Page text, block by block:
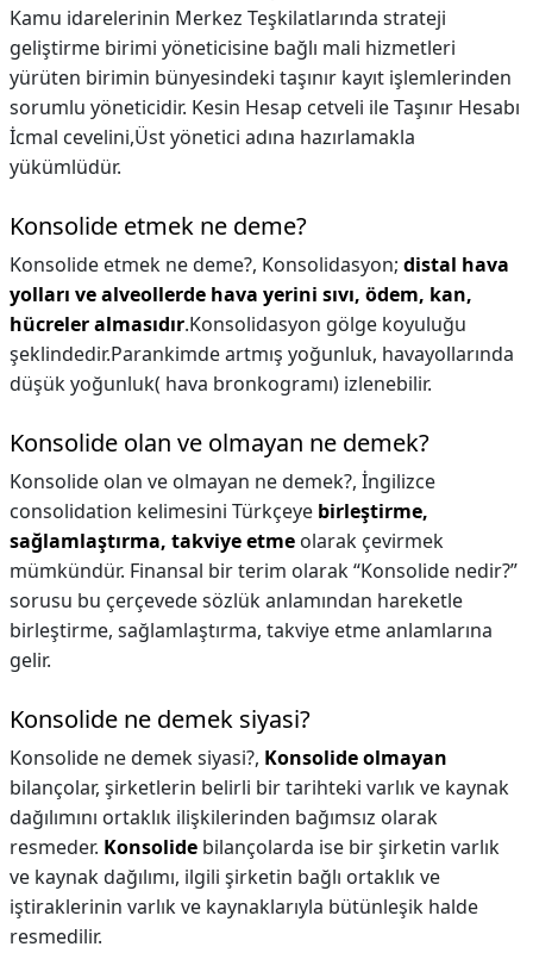
Kamu idarelerinin Merkez Teşkilatlarında strateji
geliştirme birimi yöneticisine bağlı mali hizmetleri
yürüten birimin bünyesindeki taşınır kayıt işlemlerinden
sorumlu yöneticidir. Kesin Hesap cetveli ile Taşınır Hesabı
İcmal cevelini,Üst yönetici adına hazırlamakla
yükümlüdür.
Konsolide etmek ne deme?
Konsolide etmek ne deme?, Konsolidasyon; distal hava
yolları ve alveollerde hava yerini sıvı, ödem, kan,
hücreler almasıdır.Konsolidasyon gölge koyuluğu
şeklindedir.Parankimde artmış yoğunluk, havayollarında
düşük yoğunluk( hava bronkogramı) izlenebilir.
Konsolide olan ve olmayan ne demek?
Konsolide olan ve olmayan ne demek?, İngilizce
consolidation kelimesini Türkçeye birleştirme,
sağlamlaştırma, takviye etme olarak çevirmek
mümkündür. Finansal bir terim olarak “Konsolide nedir?”
sorusu bu çerçevede sözlük anlamından hareketle
birleştirme, sağlamlaştırma, takviye etme anlamlarına
gelir.
Konsolide ne demek siyasi?
Konsolide ne demek siyasi?, Konsolide olmayan
bilançolar, şirketlerin belirli bir tarihteki varlık ve kaynak
dağılımını ortaklık ilişkilerinden bağımsız olarak
resmeder. Konsolide bilançolarda ise bir şirketin varlık
ve kaynak dağılımı, ilgili şirketin bağlı ortaklık ve
iştiraklerinin varlık ve kaynaklarıyla bütünleşik halde
resmedilir.